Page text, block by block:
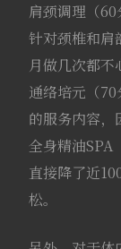
肩颈调理（
针对颈椎和肩
月做几次都不
通络培元（
的服务内容，
全身精油SPA
直接降了近
松。